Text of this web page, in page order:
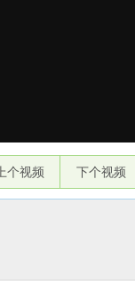
上个视频 下个视频